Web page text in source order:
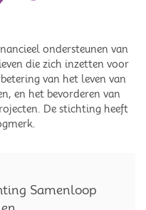
ondersteunen van
die zich inzetten voor
van het leven van
en het bevorderen van
De stichting heeft
Samenloop